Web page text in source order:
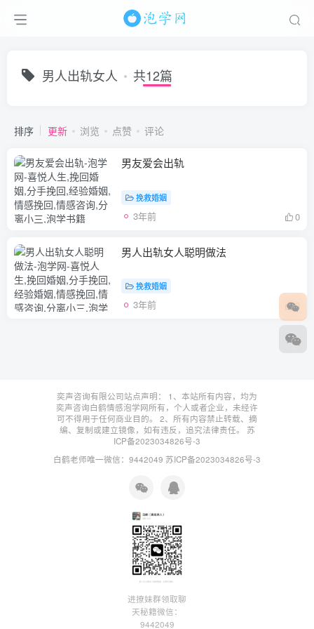
男人出轨女人 共12篇
排序 更新 浏览 点赞 评论
男友爱会出轨
挽救婚姻
3年前 0
男人出轨女人聪明做法
挽救婚姻
3年前 0
奕声咨询有限公司站点声明： 1、本站所有内容，均为
奕声咨询白鹤情感泡学网所有，个人或者企业，未经许
可不得用于任何商业目的。 2、所有内容禁止转载、摘
编、复制或建立镜像，如有违反，追究法律责任。 苏
ICP备2023034826号-3
白鹤老师唯一微信：9442049 苏ICP备2023034826号-3
进撩妹群领取聊
天秘籍微信：
9442049